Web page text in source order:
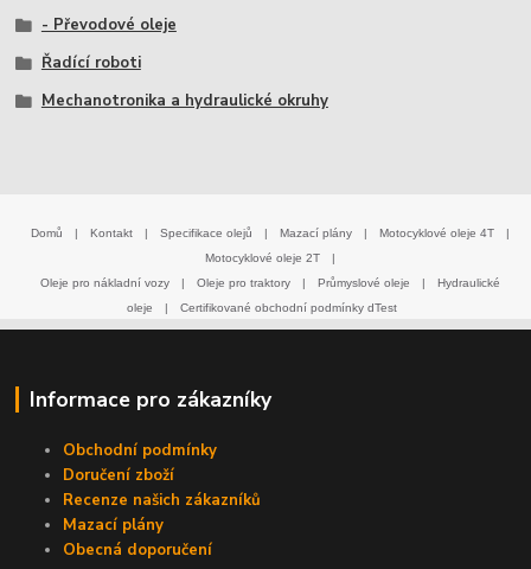
- Převodové oleje
Řadící roboti
Mechanotronika a hydraulické okruhy
Domů | Kontakt | Specifikace olejů | Mazací plány | Motocyklové oleje 4T
|
Motocyklové oleje 2T
|
Oleje pro nákladní vozy
| Oleje pro traktory | Průmyslové oleje |
Hydraulické
oleje
| Certifikované obchodní podmínky dTest
Informace pro zákazníky
Obchodní podmínky
Doručení zboží
Recenze našich zákazníků
Mazací plány
Obecná doporučení